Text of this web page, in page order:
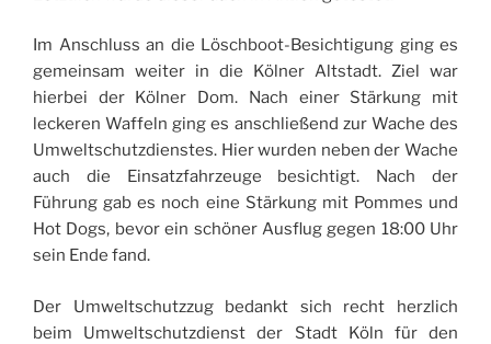
Im Anschluss an die Löschboot-Besichtigung ging es
gemeinsam weiter in die Kölner Altstadt. Ziel war
hierbei der Kölner Dom. Nach einer Stärkung mit
leckeren Waffeln ging es anschließend zur Wache des
Umweltschutzdienstes. Hier wurden neben der Wache
auch die Einsatzfahrzeuge besichtigt. Nach der
Führung gab es noch eine Stärkung mit Pommes und
Hot Dogs, bevor ein schöner Ausflug gegen 18:00 Uhr
sein Ende fand.
Der Umweltschutzzug bedankt sich recht herzlich
beim Umweltschutzdienst der Stadt Köln für den